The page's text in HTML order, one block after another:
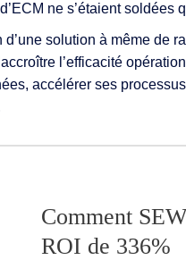
ne s’étaient soldées
solution à même de
l’efficacité
accélérer ses
Comment
ROI de 336%